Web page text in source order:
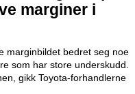
marginer i
marginbildet bedret seg noe
som har store underskudd.
gikk Toyota-forhandlerne